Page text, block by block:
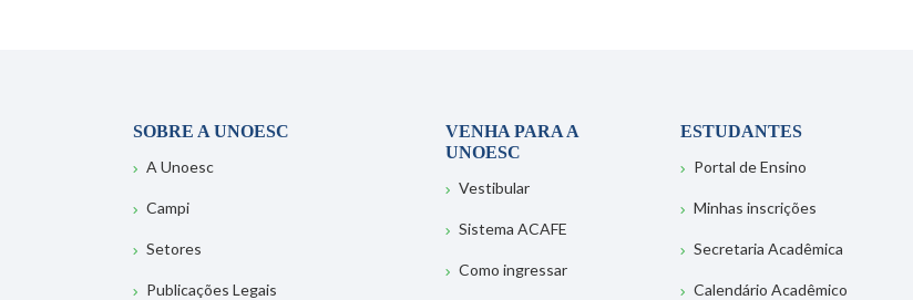
SOBRE A UNOESC
A Unoesc
Campi
Setores
Publicações Legais
VENHA PARA A
UNOESC
Vestibular
Sistema ACAFE
Como ingressar
ESTUDANTES
Portal de Ensino
Minhas inscrições
Secretaria Acadêmica
Calendário Acadêmico